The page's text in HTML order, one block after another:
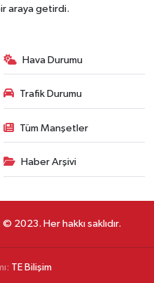
araya getirdi.
Hava Durumu
Trafik Durumu
Tüm Manşetler
Haber Arşivi
2023. Her hakkı saklıdır.
TE Bilişim